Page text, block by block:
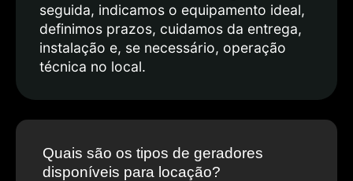
seguida, indicamos o equipamento ideal,
definimos prazos, cuidamos da entrega,
instalação e, se necessário, operação
técnica no local.
Quais são os tipos de geradores
disponíveis para locação?